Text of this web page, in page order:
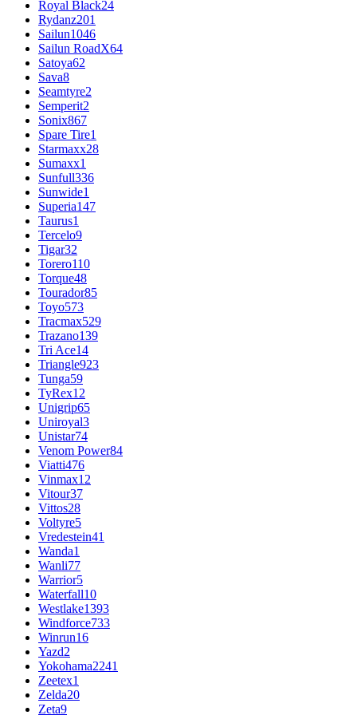
Royal Black24
Rydanz201
Sailun1046
Sailun RoadX64
Satoya62
Sava8
Seamtyre2
Semperit2
Sonix867
Spare Tire1
Starmaxx28
Sumaxx1
Sunfull336
Sunwide1
Superia147
Taurus1
Tercelo9
Tigar32
Torero110
Torque48
Tourador85
Toyo573
Tracmax529
Trazano139
Tri Ace14
Triangle923
Tunga59
TyRex12
Unigrip65
Uniroyal3
Unistar74
Venom Power84
Viatti476
Vinmax12
Vitour37
Vittos28
Voltyre5
Vredestein41
Wanda1
Wanli77
Warrior5
Waterfall10
Westlake1393
Windforce733
Winrun16
Yazd2
Yokohama2241
Zeetex1
Zelda20
Zeta9